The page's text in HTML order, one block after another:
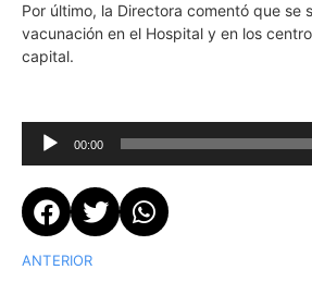
Por último, la Directora comentó que se
vacunación en el Hospital y en los
capital.
Reproductor
00:00
ANTERIOR